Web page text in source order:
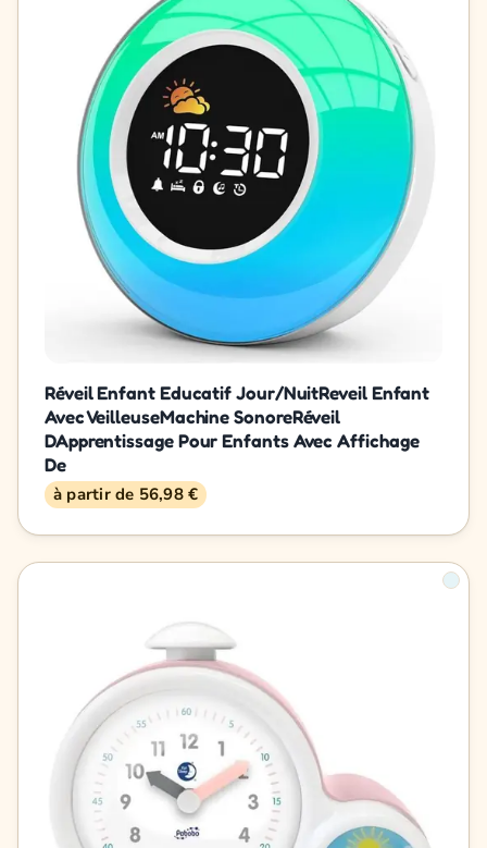
Réveil Enfant Educatif Jour/NuitReveil Enfant
Avec VeilleuseMachine SonoreRéveil
DApprentissage Pour Enfants Avec Affichage
De
à partir de 56,98 €